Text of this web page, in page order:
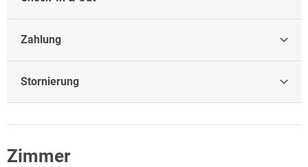
Zahlung
Stornierung
Zimmer